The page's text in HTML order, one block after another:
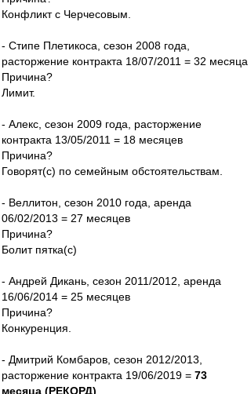
Конфликт с Черчесовым.
- Стипе Плетикоса, сезон 2008 года,
расторжение контракта 18/07/2011 = 32 месяца
Причина?
Лимит.
- Алекс, сезон 2009 года, расторжение
контракта 13/05/2011 = 18 месяцев
Причина?
Говорят(с) по семейным обстоятельствам.
- Веллитон, сезон 2010 года, аренда
06/02/2013 = 27 месяцев
Причина?
Болит пятка(с)
- Андрей Дикань, сезон 2011/2012, аренда
16/06/2014 = 25 месяцев
Причина?
Конкуренция.
- Дмитрий Комбаров, сезон 2012/2013,
расторжение контракта 19/06/2019 = 73
месяца (РЕКОРД)